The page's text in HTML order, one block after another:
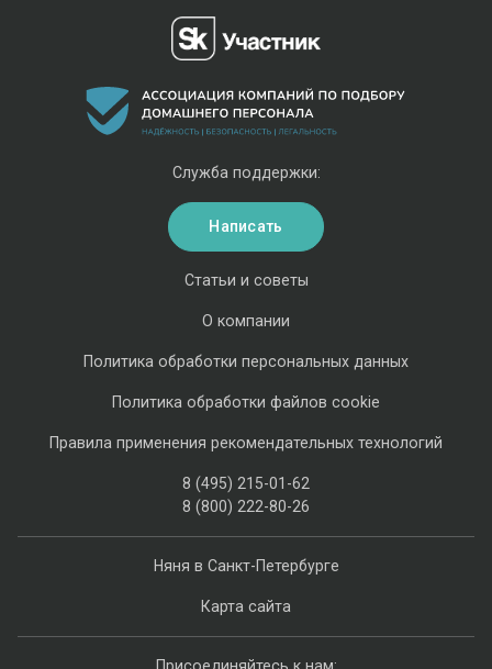
Няня в Санкт-Петербурге
Карта сайта
Статьи и советы
О компании
Политика обработки персональных данных
Политика обработки файлов cookie
Правила применения рекомендательных технологий
8 (495) 215-01-62
8 (800) 222-80-26
Служба поддержки:
Написать